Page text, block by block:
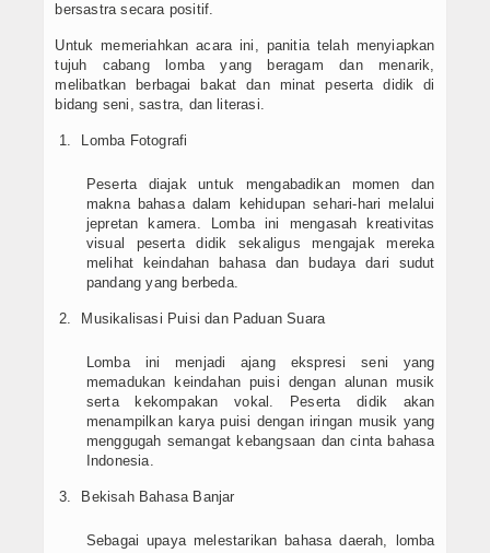
Artikel
bersastra secara positif.
Untuk memeriahkan acara ini, panitia telah menyiapkan
tujuh cabang lomba yang beragam dan menarik,
melibatkan berbagai bakat dan minat peserta didik di
bidang seni, sastra, dan literasi.
Lomba Fotografi
Peserta diajak untuk mengabadikan momen dan
makna bahasa dalam kehidupan sehari-hari melalui
jepretan kamera. Lomba ini mengasah kreativitas
visual peserta didik sekaligus mengajak mereka
melihat keindahan bahasa dan budaya dari sudut
pandang yang berbeda.
Musikalisasi Puisi dan Paduan Suara
Lomba ini menjadi ajang ekspresi seni yang
memadukan keindahan puisi dengan alunan musik
serta kekompakan vokal. Peserta didik akan
menampilkan karya puisi dengan iringan musik yang
menggugah semangat kebangsaan dan cinta bahasa
Indonesia.
Bekisah Bahasa Banjar
Sebagai upaya melestarikan bahasa daerah, lomba